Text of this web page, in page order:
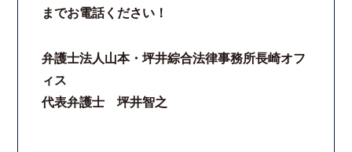
までお電話ください！
弁護士法人山本・坪井綜合法律事務所長崎オフ
ィス
代表弁護士 坪井智之